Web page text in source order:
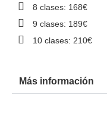
8 clases: 168€
9 clases: 189€
10 clases: 210€
Más información